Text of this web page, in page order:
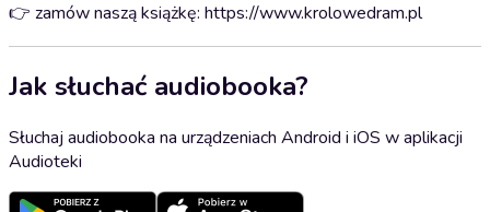
👉 zamów naszą książkę: https://www.krolowedram.pl
Jak słuchać audiobooka?
Słuchaj audiobooka na urządzeniach Android i iOS w aplikacji
Audioteki